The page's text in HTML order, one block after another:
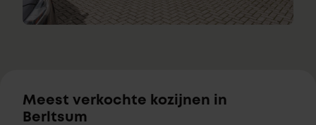
Meest verkochte kozijnen in
Berltsum